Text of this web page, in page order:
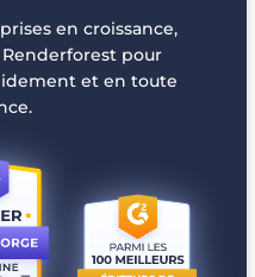
en croissance,
pour
et en toute